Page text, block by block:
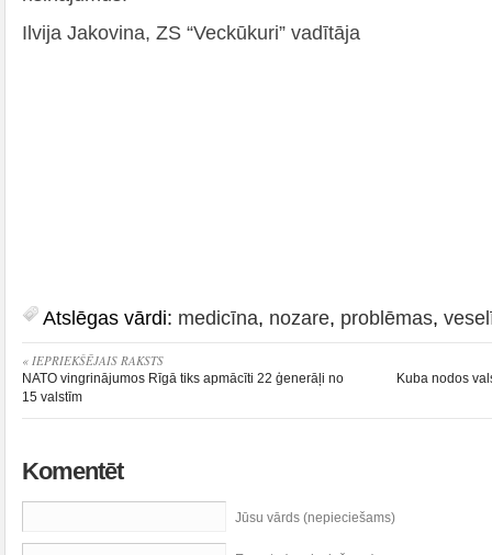
Ilvija Jakovina, ZS “Veckūkuri” vadītāja
Atslēgas vārdi: medicīna, nozare, problēmas,
« IEPRIEKŠĒJAIS RAKSTS
NATO vingrinājumos Rīgā tiks apmācīti 22 ģenerāļi no
15 valstīm
Kuba nodos
Komentēt
Jūsu vārds (nepieciešams)